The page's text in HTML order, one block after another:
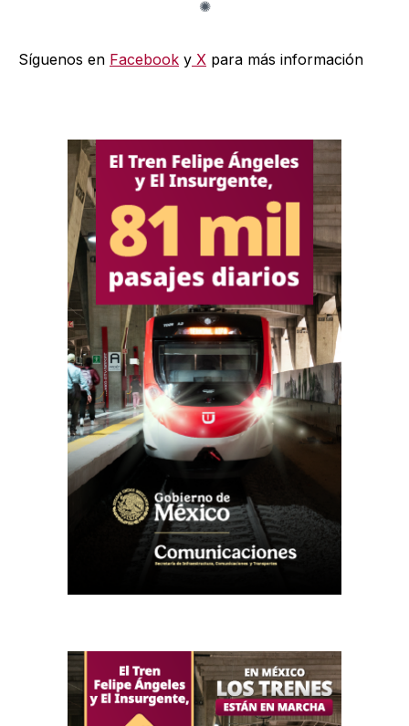
Síguenos en Facebook y X para más información